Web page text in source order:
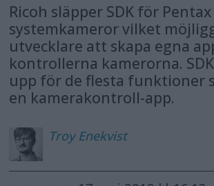
Ricoh släpper SDK för Pentax
systemkameror vilket
utvecklare att skapa egna
kontrollerna kamerorna.
upp för de flesta funktioner
en kamerakontroll-app.
Troy Enekvist